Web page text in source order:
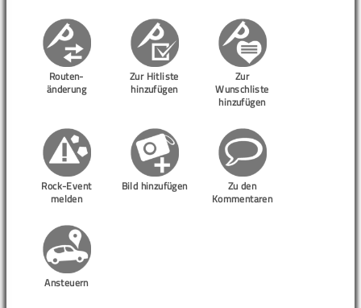
Routen-
änderung
Zur Hitliste
hinzufügen
Zur
Wunschliste
hinzufügen
Rock-Event
melden
Bild hinzufügen
Zu den
Kommentaren
Ansteuern